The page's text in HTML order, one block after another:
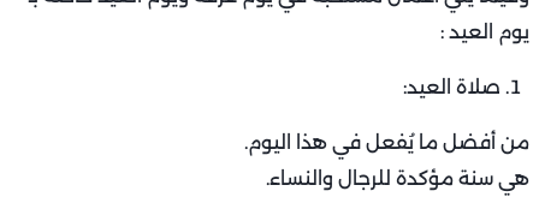
يوم العيد :
صلاة العيد:
من أفضل ما يُفعل في هذا اليوم.
هي سنة مؤكدة للرجال والنساء.